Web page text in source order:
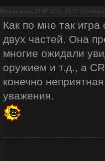
Понедельник, 21.02.2011, 17:22 |
Как по мне так
двух частей. Она
многие ожидали
оружием и т.д., а
конечно
уважения.